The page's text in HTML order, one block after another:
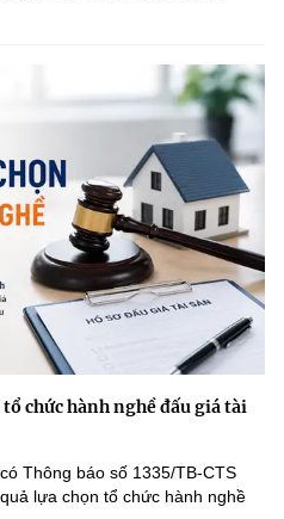
chức hành nghề đấu giá tài
Thông báo số 1335/TB-CTS
lựa chọn tổ chức hành nghề